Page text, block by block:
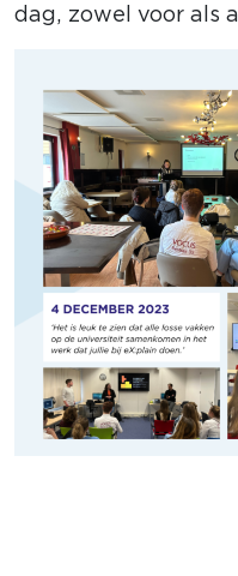
dag, zowel voor als